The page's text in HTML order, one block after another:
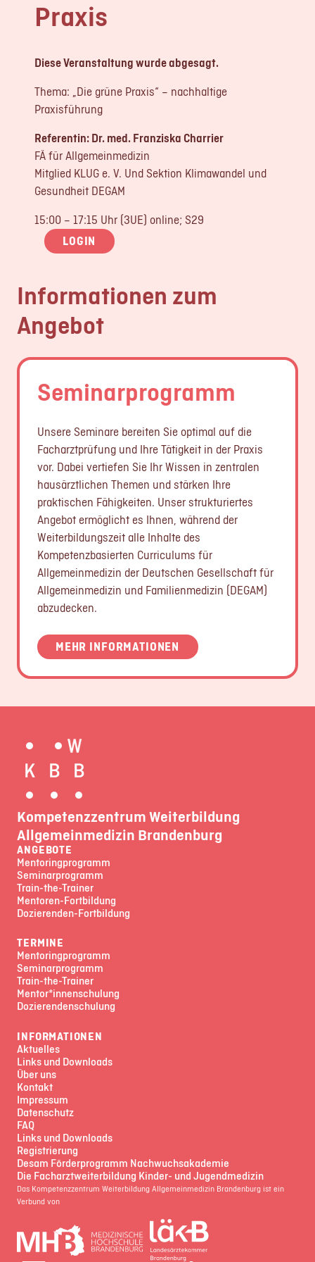
LOGIN
Impressum
Datenschutz
Praxis
Diese Veranstaltung wurde abgesagt.
Thema: „Die grüne Praxis“ – nachhaltige
Praxisführung
Referentin: Dr. med. Franziska Charrier
FÄ für Allgemeinmedizin
Mitglied KLUG e. V. Und Sektion Klimawandel und
Gesundheit DEGAM
15:00 – 17:15 Uhr (3UE) online; S29
LOGIN
Informationen zum
Angebot
Seminarprogramm
Unsere Seminare bereiten Sie optimal auf die
Facharztprüfung und Ihre Tätigkeit in der Praxis
vor. Dabei vertiefen Sie Ihr Wissen in zentralen
hausärztlichen Themen und stärken Ihre
praktischen Fähigkeiten. Unser strukturiertes
Angebot ermöglicht es Ihnen, während der
Weiterbildungszeit alle Inhalte des
Kompetenzbasierten Curriculums für
Allgemeinmedizin der Deutschen Gesellschaft für
Allgemeinmedizin und Familienmedizin (DEGAM)
abzudecken.
MEHR INFORMATIONEN
Kompetenzzentrum Weiterbildung
Allgemeinmedizin Brandenburg
ANGEBOTE
Mentoringprogramm
Seminarprogramm
Train-the-Trainer
Mentoren-Fortbildung
Dozierenden-Fortbildung
TERMINE
Mentoringprogramm
Seminarprogramm
Train-the-Trainer
Mentor*innenschulung
Dozierendenschulung
INFORMATIONEN
Aktuelles
Links und Downloads
Über uns
Kontakt
Impressum
Datenschutz
FAQ
Links und Downloads
Registrierung
Desam Förderprogramm Nachwuchsakademie
Die Facharztweiterbildung Kinder- und Jugendmedizin
Das Kompetenzzentrum Weiterbildung Allgemeinmedizin Brandenburg ist ein
Verbund von